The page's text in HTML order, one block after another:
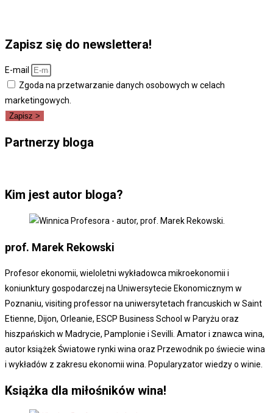
Zapisz się do newslettera!
E-mail
Zgoda na przetwarzanie danych osobowych w celach
marketingowych.
Zapisz >
Partnerzy bloga
Kim jest autor bloga?
prof. Marek Rekowski
Profesor ekonomii, wieloletni wykładowca mikroekonomii i
koniunktury gospodarczej na Uniwersytecie Ekonomicznym w
Poznaniu, visiting professor na uniwersytetach francuskich w Saint
Etienne, Dijon, Orleanie, ESCP Business School w Paryżu oraz
hiszpańskich w Madrycie, Pamplonie i Sevilli. Amator i znawca wina,
autor książek Światowe rynki wina oraz Przewodnik po świecie wina
i wykładów z zakresu ekonomii wina. Popularyzator wiedzy o winie.
Książka dla miłośników wina!